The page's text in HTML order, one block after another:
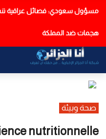
عاجل
مسؤول سعودي: فصائل عراقية
هجمات ضد المملكة
صحة وبيئة
nutritionnelle